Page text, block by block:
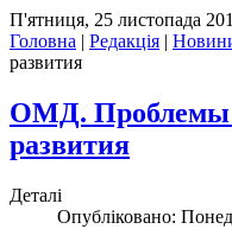
П'ятниця, 25 листопада
Головна | Редакція |
развития
ОМД. Проблемы
развития
Деталі
Опубліковано: